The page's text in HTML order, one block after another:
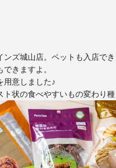
ズ城山店。ペットも入店で
きますよ。
用意しました♪
状の食べやすいもの変わり